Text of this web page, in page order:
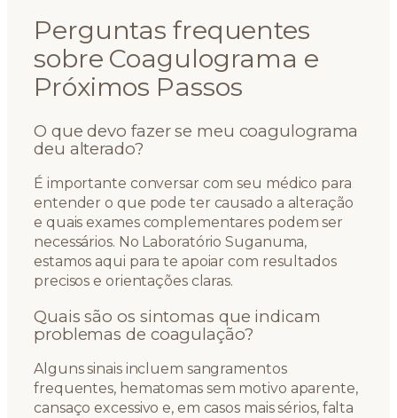
Perguntas frequentes
sobre Coagulograma e
Próximos Passos
O que devo fazer se meu coagulograma
deu alterado?
É importante conversar com seu médico para
entender o que pode ter causado a alteração
e quais exames complementares podem ser
necessários. No Laboratório Suganuma,
estamos aqui para te apoiar com resultados
precisos e orientações claras.
Quais são os sintomas que indicam
problemas de coagulação?
Alguns sinais incluem sangramentos
frequentes, hematomas sem motivo aparente,
cansaço excessivo e, em casos mais sérios, falta